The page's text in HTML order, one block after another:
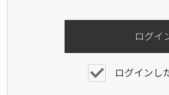
ログインし